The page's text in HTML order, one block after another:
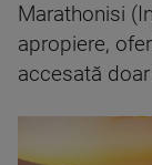
Marathonisi
apropiere,
accesată